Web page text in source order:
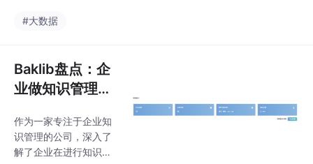
方框架有明显的灵活性
Baklib。Ba
#大数据
Baklib盘点：企
业做知识管理时
有哪些？
作为一家专注于企业知
识管理的公司，深入了
解了企业在进行知识管